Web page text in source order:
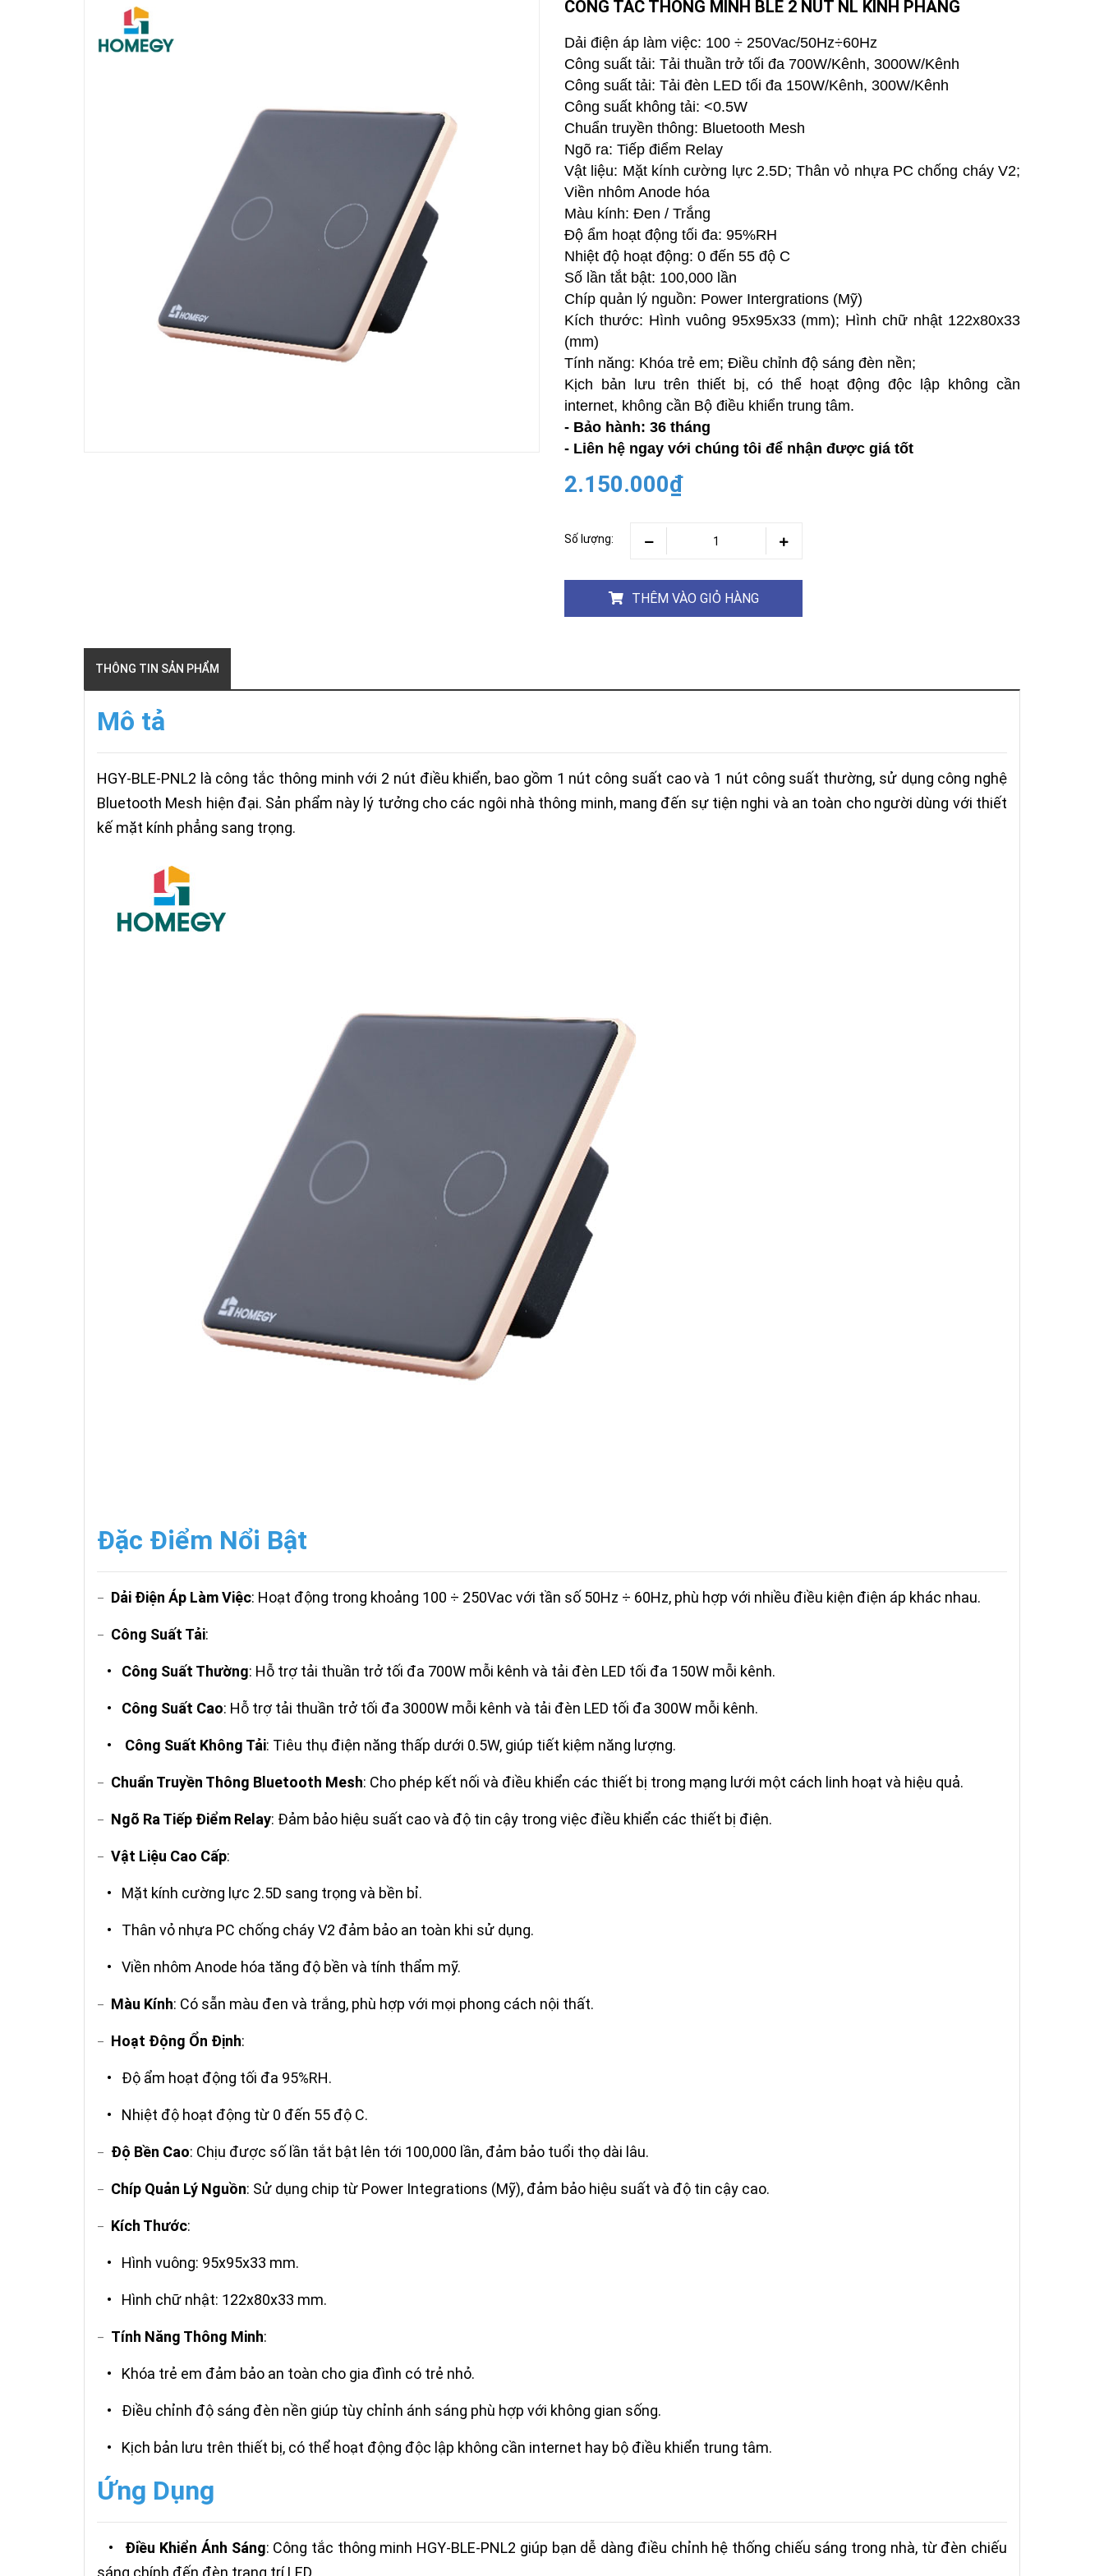
ĐỘNG
Camera
Hikvision
Camera
Tiandy
BỊ
HỌP
TRỰC
TUYẾN
Maxhub
hình
MAXHUB
M27
THIẾT
BỊ
THÔNG
MINH
HOMEGY
Khóa
Faster
THIẾT
BỊ
BÁO
CHÁY
KHÓA
THÔNG
Faster
HUAWEI
CÔNG TẮC THÔNG MINH BLE 2 NÚT NL KÍNH PHẲNG
Dải điện áp làm việc: 100 ÷ 250Vac/50Hz÷60Hz
Công suất tải: Tải thuần trở tối đa 700W/Kênh, 3000W/Kênh
Công suất tải: Tải đèn LED tối đa 150W/Kênh, 300W/Kênh
Công suất không tải: <0.5W
Chuẩn truyền thông: Bluetooth Mesh
Ngõ ra: Tiếp điểm Relay
Vật liệu: Mặt kính cường lực 2.5D; Thân vỏ nhựa PC chống cháy V2;
Viền nhôm Anode hóa
Màu kính: Đen / Trắng
Độ ẩm hoạt động tối đa: 95%RH
Nhiệt độ hoạt động: 0 đến 55 độ C
Số lần tắt bật: 100,000 lần
Chíp quản lý nguồn: Power Intergrations (Mỹ)
Kích thước: Hình vuông 95x95x33 (mm); Hình chữ nhật 122x80x33
(mm)
Tính năng: Khóa trẻ em; Điều chỉnh độ sáng đèn nền;
Kịch bản lưu trên thiết bị, có thể hoạt động độc lập không cần
internet, không cần Bộ điều khiển trung tâm.
- Bảo hành: 36 tháng
- Liên hệ ngay với chúng tôi để nhận được giá tốt
2.150.000₫
Số lượng:
THÊM VÀO GIỎ HÀNG
THÔNG TIN SẢN PHẨM
Mô tả
HGY-BLE-PNL2 là công tắc thông minh với 2 nút điều khiển, bao gồm 1 nút công suất cao và 1 nút công suất thường, sử dụng công nghệ
Bluetooth Mesh hiện đại. Sản phẩm này lý tưởng cho các ngôi nhà thông minh, mang đến sự tiện nghi và an toàn cho người dùng với thiết
kế mặt kính phẳng sang trọng.
Đặc Điểm Nổi Bật
– Dải Điện Áp Làm Việc: Hoạt động trong khoảng 100 ÷ 250Vac với tần số 50Hz ÷ 60Hz, phù hợp với nhiều điều kiện điện áp khác nhau.
– Công Suất Tải:
• Công Suất Thường: Hỗ trợ tải thuần trở tối đa 700W mỗi kênh và tải đèn LED tối đa 150W mỗi kênh.
• Công Suất Cao: Hỗ trợ tải thuần trở tối đa 3000W mỗi kênh và tải đèn LED tối đa 300W mỗi kênh.
• Công Suất Không Tải: Tiêu thụ điện năng thấp dưới 0.5W, giúp tiết kiệm năng lượng.
– Chuẩn Truyền Thông Bluetooth Mesh: Cho phép kết nối và điều khiển các thiết bị trong mạng lưới một cách linh hoạt và hiệu quả.
– Ngõ Ra Tiếp Điểm Relay: Đảm bảo hiệu suất cao và độ tin cậy trong việc điều khiển các thiết bị điện.
– Vật Liệu Cao Cấp:
• Mặt kính cường lực 2.5D sang trọng và bền bỉ.
• Thân vỏ nhựa PC chống cháy V2 đảm bảo an toàn khi sử dụng.
• Viền nhôm Anode hóa tăng độ bền và tính thẩm mỹ.
– Màu Kính: Có sẵn màu đen và trắng, phù hợp với mọi phong cách nội thất.
– Hoạt Động Ổn Định:
• Độ ẩm hoạt động tối đa 95%RH.
• Nhiệt độ hoạt động từ 0 đến 55 độ C.
– Độ Bền Cao: Chịu được số lần tắt bật lên tới 100,000 lần, đảm bảo tuổi thọ dài lâu.
– Chíp Quản Lý Nguồn: Sử dụng chip từ Power Integrations (Mỹ), đảm bảo hiệu suất và độ tin cậy cao.
– Kích Thước:
• Hình vuông: 95x95x33 mm.
• Hình chữ nhật: 122x80x33 mm.
– Tính Năng Thông Minh:
• Khóa trẻ em đảm bảo an toàn cho gia đình có trẻ nhỏ.
• Điều chỉnh độ sáng đèn nền giúp tùy chỉnh ánh sáng phù hợp với không gian sống.
• Kịch bản lưu trên thiết bị, có thể hoạt động độc lập không cần internet hay bộ điều khiển trung tâm.
Ứng Dụng
• Điều Khiển Ánh Sáng: Công tắc thông minh HGY-BLE-PNL2 giúp bạn dễ dàng điều chỉnh hệ thống chiếu sáng trong nhà, từ đèn chiếu
sáng chính đến đèn trang trí LED.